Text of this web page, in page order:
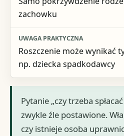
zachowku
Roszczenie może wynikać
np. dziecka spadkodawcy
Pytanie „czy trzeba
zwykle źle postawione.
czy istnieje osoba